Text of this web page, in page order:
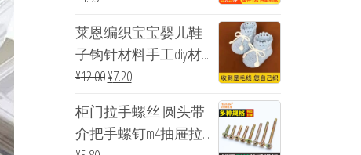
莱恩编织宝宝婴儿鞋
子钩针材料手工diy材...
¥12.00¥7.20
柜门拉手螺丝 圆头带
介把手螺钉m4抽屉拉...